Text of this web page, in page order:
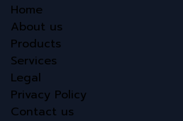
Home
About us
Products
Services
Legal
Privacy Policy
Contact us